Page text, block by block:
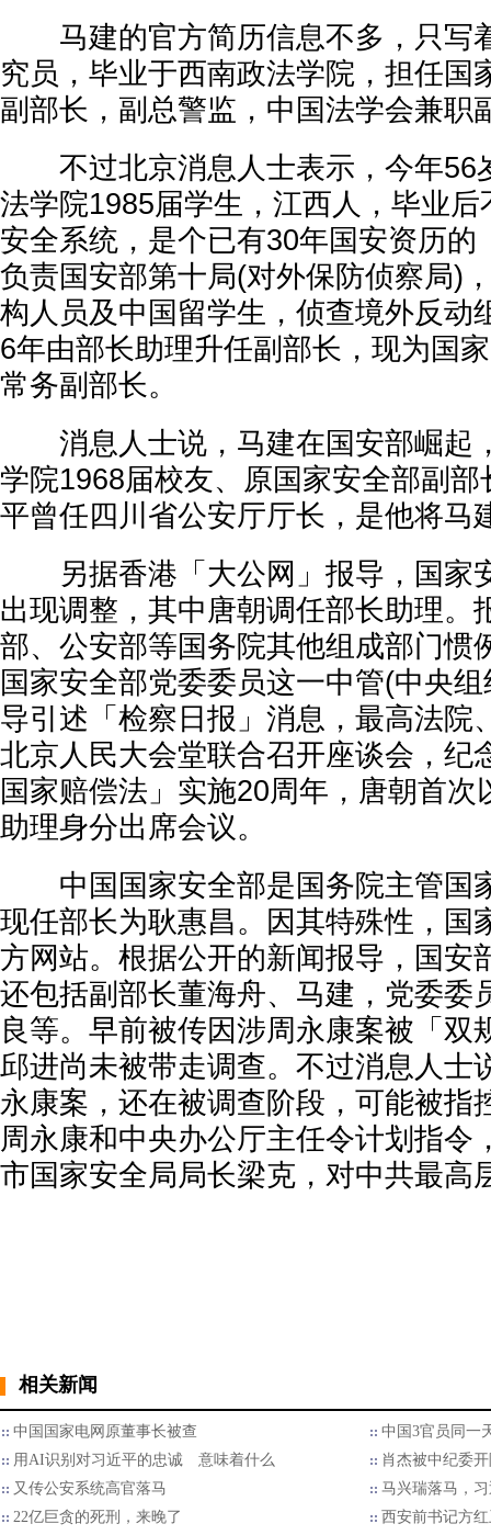
马建的官方简历信息不多，只写
究员，毕业于西南政法学院，担任国
副部长，副总警监，中国法学会兼职
不过北京消息人士表示，今年56
法学院1985届学生，江西人，毕业
安全系统，是个已有30年国安资历的
负责国安部第十局(对外保防侦察局)
构人员及中国留学生，侦查境外反动
6年由部长助理升任副部长，现为国
常务副部长。
消息人士说，马建在国安部崛起
学院1968届校友、原国家安全部副
平曾任四川省公安厅厅长，是他将马
另据香港「大公网」报导，国家
出现调整，其中唐朝调任部长助理。
部、公安部等国务院其他组成部门惯
国家安全部党委委员这一中管(中央
导引述「检察日报」消息，最高法院
北京人民大会堂联合召开座谈会，纪
国家赔偿法」实施20周年，唐朝首次
助理身分出席会议。
中国国家安全部是国务院主管国
现任部长为耿惠昌。因其特殊性，国
方网站。根据公开的新闻报导，国安
还包括副部长董海舟、马建，党委委
良等。早前被传因涉周永康案被「双
邱进尚未被带走调查。不过消息人士
永康案，还在被调查阶段，可能被指
周永康和中央办公厅主任令计划指令
市国家安全局局长梁克，对中共最高
相关新闻
中国国家电网原董事长被查
中国3官员同一
用AI识别对习近平的忠诚 意味着什么
肖杰被中纪委
又传公安系统高官落马
马兴瑞落马，
22亿巨贪的死刑，来晚了
西安前书记方